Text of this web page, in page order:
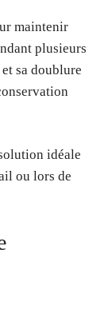
maintenir
plusieurs
sa doublure
idéale
ou lors de